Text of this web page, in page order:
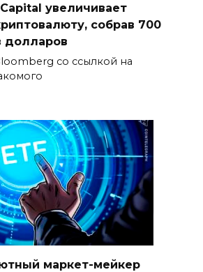
увеличивает
собрав 700
долларов
со ссылкой на
маркет-мейкер